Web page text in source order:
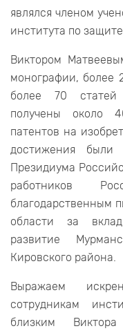
являлся членом
института по
Виктором
монографии, более
более 70 статей
получены около
патентов на
достижения были
Президиума
работников
благодарственным
области за
развитие
Кировского района.
Выражаем
сотрудникам
близким